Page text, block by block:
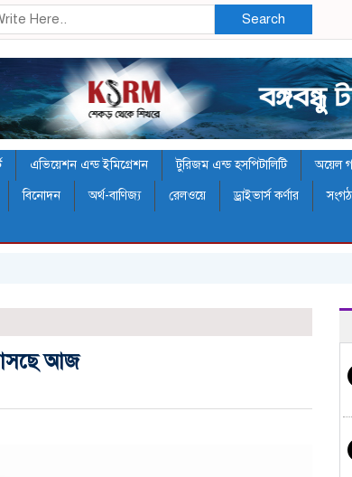
Search
এভিয়েশন এন্ড ইমিগ্রেশন টুরিজম এন্ড হসপিটালিটি অয়েল
বিনোদন অর্থ-বাণিজ্য রেলওয়ে ড্রাইভার্স কর্ণার
আসছে আজ